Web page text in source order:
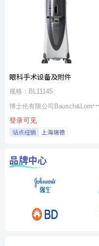
眼科手术设备及附件
规格：BL11145
博士伦有限公司Bausch&Lomb
Incorporated
登录可见
站点经销 上海瑞德
品牌中心